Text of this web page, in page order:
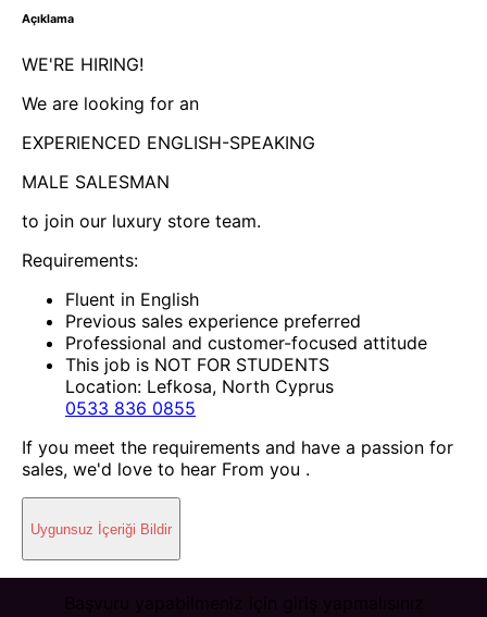
Açıklama
WE'RE HIRING!
We are looking for an
EXPERIENCED ENGLISH-SPEAKING
MALE SALESMAN
to join our luxury store team.
Requirements:
Fluent in English
Previous sales experience preferred
Professional and customer-focused attitude
This job is NOT FOR STUDENTS
Location: Lefkosa, North Cyprus
0533 836 0855
If you meet the requirements and have a passion for
sales, we'd love to hear From you .
Uygunsuz İçeriği Bildir